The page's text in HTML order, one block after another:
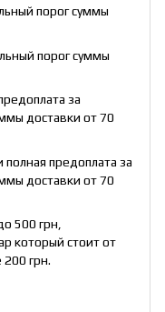
порог суммы
порог суммы
за
доставки от 70
предоплата за
доставки от 70
500 грн,
который стоит от
200 грн.